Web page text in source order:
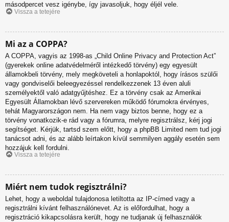
másodpercet vesz igénybe, így javasoljuk, hogy éljél vele.
Vissza a tetejére
Mi az a COPPA?
A COPPA, vagyis az 1998-as „Child Online Privacy and Protection Act”
(gyerekek online adatvédelméről intézkedő törvény) egy egyesült
államokbeli törvény, mely megköveteli a honlapoktól, hogy írásos szülői
vagy gondviselői beleegyezéssel rendelkezzenek 13 éven aluli
személyektől való adatgyűjtéshez. Ez a törvény csak az Amerikai
Egyesült Államokban lévő szervereken működő fórumokra érvényes,
tehát Magyarországon nem. Ha nem vagy biztos benne, hogy ez a
törvény vonatkozik-e rád vagy a fórumra, melyre regisztrálsz, kérj jogi
segítséget. Kérjük, tartsd szem előtt, hogy a phpBB Limited nem tud jogi
tanácsot adni, és az alább leírtakon kívül semmilyen aggály esetén sem
hozzájuk kell fordulni.
Vissza a tetejére
Miért nem tudok regisztrálni?
Lehet, hogy a weboldal tulajdonosa letiltotta az IP-címed vagy a
regisztrálni kívánt felhasználónevet. Az is előfordulhat, hogy a
regisztráció kikapcsolásra került, hogy ne tudjanak új felhasználók